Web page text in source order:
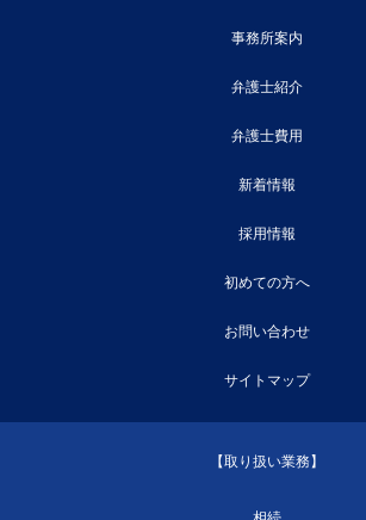
事務所案内
弁護士紹介
弁護士費用
新着情報
採用情報
初めての方へ
お問い合わせ
サイトマップ
【取り扱い業務】